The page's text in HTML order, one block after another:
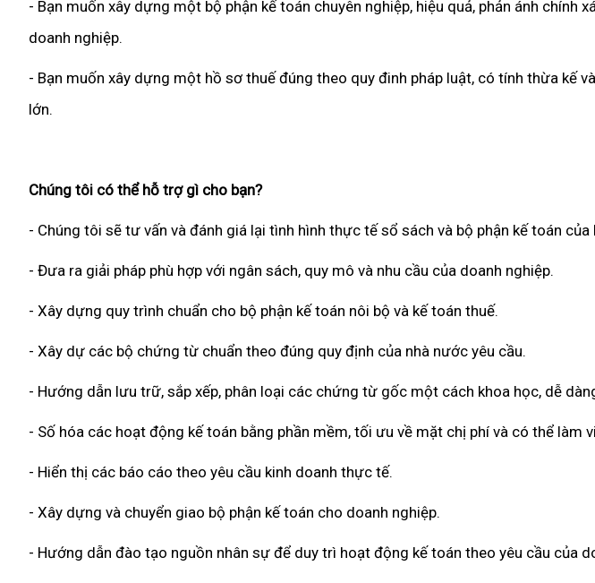
- Bạn muốn xây dựng một bộ phận kế toán chuyên nghiệp, hiệu quả, phản ánh chính
doanh nghiệp.
- Bạn muốn xây dựng một hồ sơ thuế đúng theo quy đinh pháp luật, có tính thừa kế
lớn.
Chúng tôi có thể hỗ trợ gì cho bạn?
- Chúng tôi sẽ tư vấn và đánh giá lại tình hình thực tế sổ sách và bộ phận kế toán của
- Đưa ra giải pháp phù hợp với ngân sách, quy mô và nhu cầu của doanh nghiệp.
- Xây dựng quy trình chuẩn cho bộ phận kế toán nôi bộ và kế toán thuế.
- Xây dự các bộ chứng từ chuẩn theo đúng quy định của nhà nước yêu cầu.
- Hướng dẫn lưu trữ, sắp xếp, phân loại các chứng từ gốc một cách khoa học, dễ
- Số hóa các hoạt động kế toán bằng phần mềm, tối ưu về mặt chị phí và có thể làm
- Hiển thị các báo cáo theo yêu cầu kinh doanh thực tế.
- Xây dựng và chuyển giao bộ phận kế toán cho doanh nghiệp.
- Hướng dẫn đào tạo nguồn nhân sự để duy trì hoạt động kế toán theo yêu cầu của